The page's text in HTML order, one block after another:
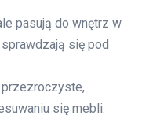
pasują do wnętrz w
się pod
przezroczyste,
się mebli.